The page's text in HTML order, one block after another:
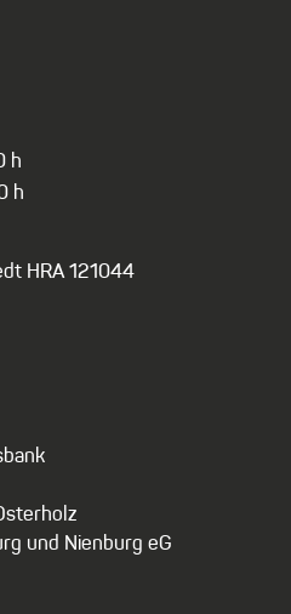
h
h
HRA 121044
und Nienburg eG